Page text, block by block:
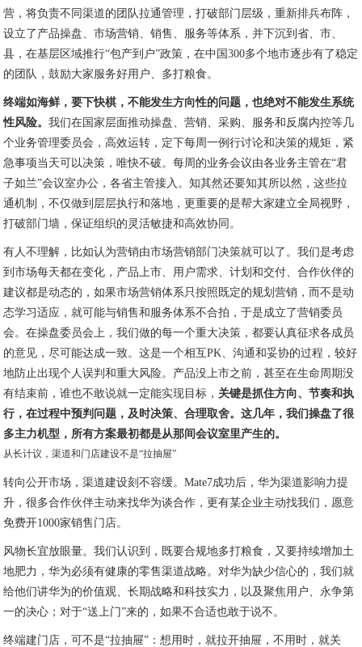
营，将负责不同渠道的团队拉通管理，打破部门层级，重新排兵布阵，
设立了产品操盘、市场营销、销售、服务等体系，并下沉到省、市、
县，在基层区域推行“包产到户”政策，在中国300多个地市逐步有了稳定
的团队，鼓励大家服务好用户、多打粮食。
终端如海鲜，要下快棋，不能发生方向性的问题，也绝对不能发生系统
性风险。我们在国家层面推动操盘、营销、采购、服务和反腐内控等几
个业务管理委员会，高效运转，定下每周一例行讨论和决策的规矩，紧
急事项当天可以决策，唯快不破。每周的业务会议由各业务主管在“君
子如兰”会议室办公，各省主管接入。知其然还要知其所以然，这些拉
通机制，不仅做到层层执行和落地，更重要的是帮大家建立全局视野，
打破部门墙，保证组织的灵活敏捷和高效协同。
有人不理解，比如认为营销由市场营销部门决策就可以了。我们是考虑
到市场每天都在变化，产品上市、用户需求、计划和交付、合作伙伴的
建议都是动态的，如果市场营销体系只按照既定的规划营销，而不是动
态学习适应，就可能与销售和服务体系不合拍，于是成立了营销委员
会。在操盘委员会上，我们做的每一个重大决策，都要认真征求各成员
的意见，尽可能达成一致。这是一个相互PK、沟通和妥协的过程，较好
地防止出现个人误判和重大风险。产品没上市之前，甚至在生命周期没
有结束前，谁也不敢说就一定能实现目标， 关键是抓住方向、节奏和执
行，在过程中预判问题，及时决策、合理取舍。这几年，我们操盘了很
多主力机型，所有方案最初都是从那间会议室里产生的。
从长计议，渠道和门店建设不是“拉抽屉”
转向公开市场，渠道建设刻不容缓。Mate7成功后，华为渠道影响力提
升，很多合作伙伴主动来找华为谈合作，更有某企业主动找我们，愿意
免费开1000家销售门店。
风物长宜放眼量。我们认识到，既要合规地多打粮食，又要持续增加土
地肥力，华为必须有健康的零售渠道战略。对华为缺少信心的，我们就
给他们讲华为的价值观、长期战略和科技实力，以及聚焦用户、永争第
一的决心；对于“送上门”来的，如果不合适也敢于说不。
终端建门店，可不是“拉抽屉”：想用时，就拉开抽屉，不用时，就关